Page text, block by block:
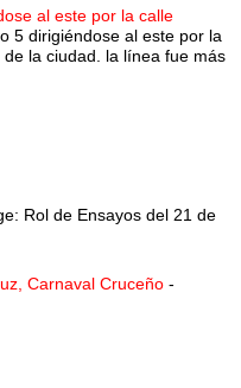
al este por la calle
5 dirigiéndose al este por la
la ciudad. la línea fue más
Rol de Ensayos del 21 de
Carnaval Cruceño -